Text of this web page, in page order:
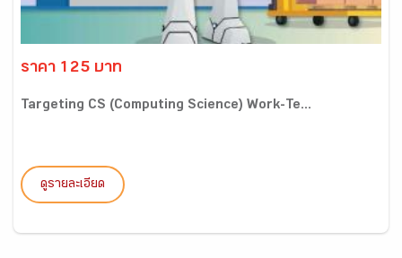
ราคา 125 บาท
Targeting CS (Computing Science) Work-Te...
ดูรายละเอียด